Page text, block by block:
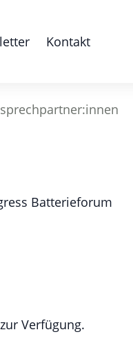
Kontakt
Batterieforum
Verfügung.